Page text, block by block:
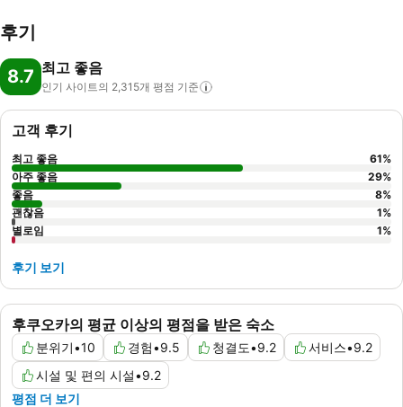
후기
8.7 최고 좋음
인기 사이트의 2,315개 평점 기준
후쿠오카의 평균 이상의 평점을 받은 숙소
분위기•10 경험•9.5 청결도•9.2 서비스•9.2
시설 및 편의 시설•9.2
평점 더 보기
고객 후기
최고 좋음 61%
아주 좋음
29%
좋음
8%
괜찮음
1%
별로임
1%
후기 보기